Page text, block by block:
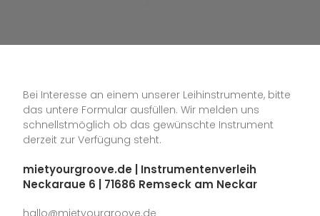
Bei Interesse an einem unserer Leihinstrumente, bitte
das untere Formular ausfüllen. Wir melden uns
schnellstmöglich ob das gewünschte Instrument
derzeit zur Verfügung steht.
mietyourgroove.de | Instrumentenverleih
Neckaraue 6 | 71686 Remseck am Neckar
hallo@mietyourgroove.de